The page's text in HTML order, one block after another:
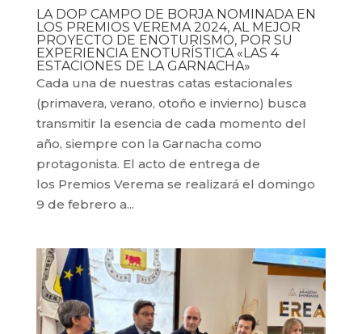
LA DOP CAMPO DE BORJA NOMINADA EN
LOS PREMIOS VEREMA 2024, AL MEJOR
PROYECTO DE ENOTURISMO, POR SU
EXPERIENCIA ENOTURÍSTICA «LAS 4
ESTACIONES DE LA GARNACHA»
Cada una de nuestras catas estacionales
(primavera, verano, otoño e invierno) busca
transmitir la esencia de cada momento del
año, siempre con la Garnacha como
protagonista. El acto de entrega de
los Premios Verema se realizará el domingo
9 de febrero a...